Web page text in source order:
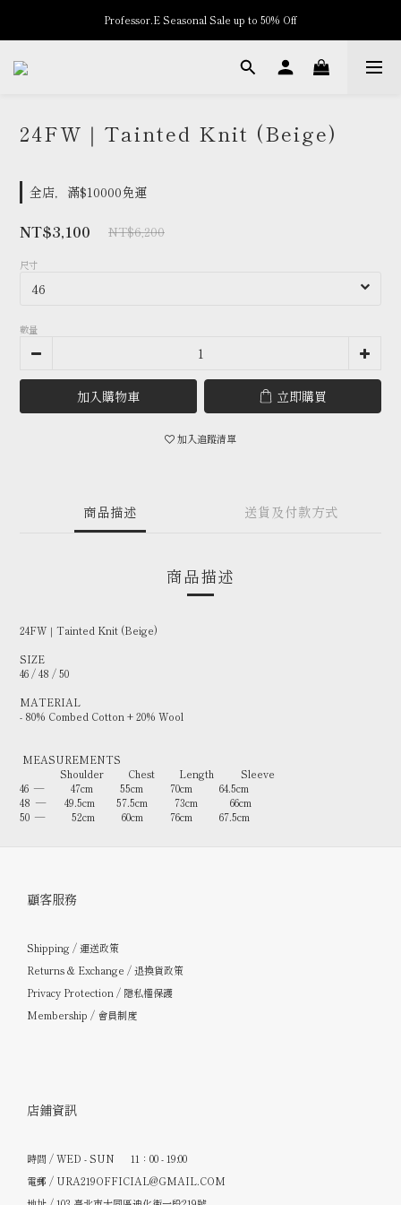
New Arrivals
Professor.E Seasonal Sale up to 50% Off
24FW｜Tainted Knit (Beige)
全店，滿$10000免運
NT$3,100 NT$6,200
尺寸
數量
加入購物車 立即購買
加入追蹤清單
商品描述 送貨及付款方式
商品描述
24FW｜Tainted Knit (Beige)
SIZE
46 / 48 / 50
MATERIAL
- 80% Combed Cotton + 20% Wool
MEASUREMENTS
Shoulder Chest Length
Sleeve
46 — 47cm 55cm 70cm 64.5cm
48 — 49.5cm 57.5cm 73cm 66cm
50 — 52cm 60cm 76cm 67.5cm
顧客服務
Shipping / 運送政策
Returns & Exchange / 退換貨政策
Privacy Protection / 隱私權保護
Membership / 會員制度
店鋪資訊
時間 / WED - SUN 11：00 - 19:00
電郵 / URA219OFFICIAL@GMAIL.COM